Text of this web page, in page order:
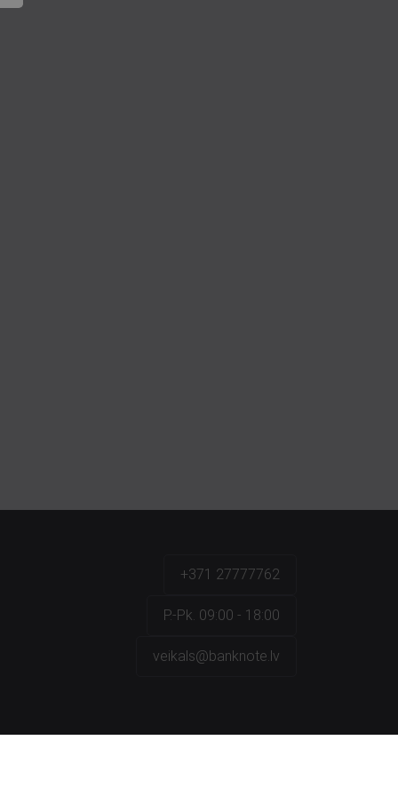
+371 27777762
P.-Pk. 09:00 - 18:00
veikals@banknote.lv